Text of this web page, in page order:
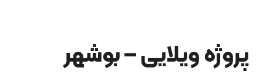
پروژه ویلایی – بوشهر